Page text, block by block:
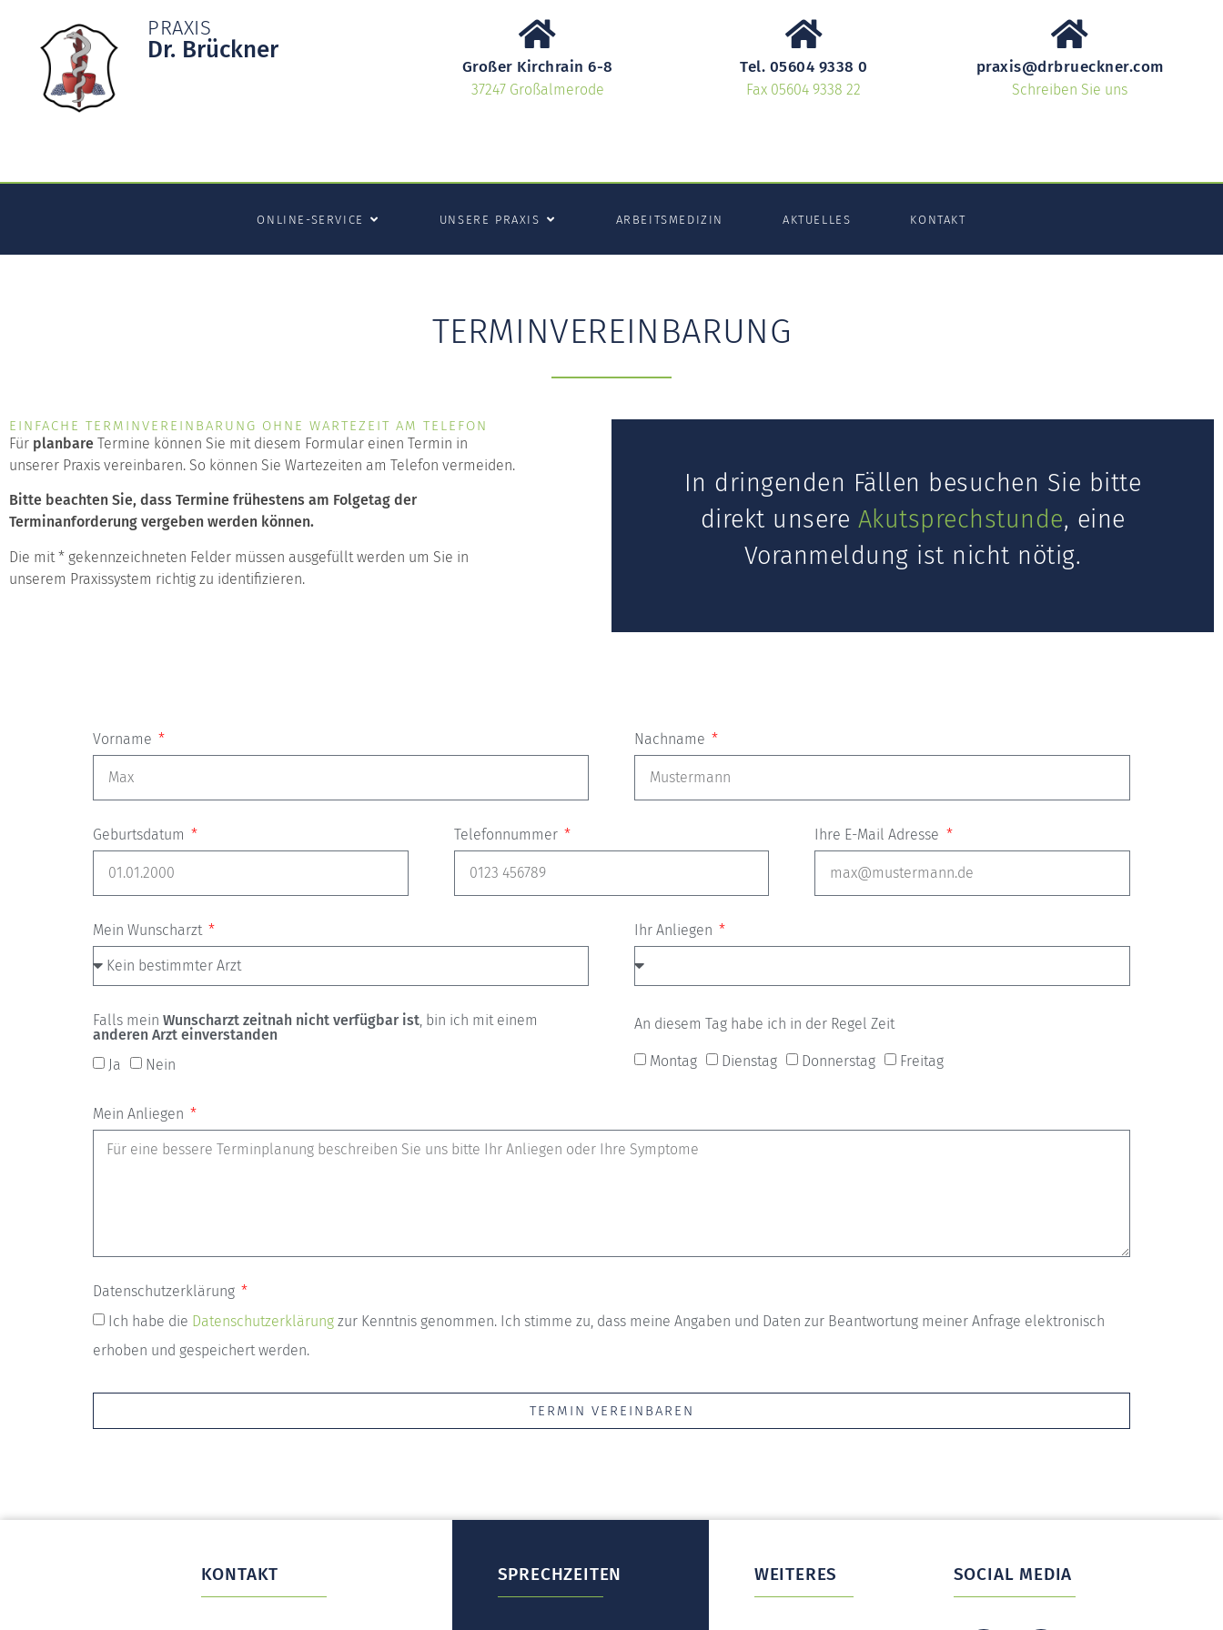
PRAXIS
Dr. Brückner
Großer Kirchrain 6-8
37247 Großalmerode
Tel. 05604 9338 0
Fax 05604 9338 22
praxis@drbrueckner.com
Schreiben Sie uns
ONLINE-SERVICE UNSERE PRAXIS ARBEITSMEDIZIN AKTUELLES KONTAKT
TERMINVEREINBARUNG
EINFACHE TERMINVEREINBARUNG OHNE WARTEZEIT AM TELEFON
Für planbare Termine können Sie mit diesem Formular einen Termin in
unserer Praxis vereinbaren. So können Sie Wartezeiten am Telefon vermeiden.
Bitte beachten Sie, dass Termine frühestens am Folgetag der
Terminanforderung vergeben werden können.
Die mit * gekennzeichneten Felder müssen ausgefüllt werden um Sie in
unserem Praxissystem richtig zu identifizieren.
In dringenden Fällen besuchen Sie bitte
direkt unsere Akutsprechstunde, eine
Voranmeldung ist nicht nötig.
Vorname Nachname
Geburtsdatum Telefonnummer Ihre E-Mail Adresse
Mein Wunscharzt Ihr Anliegen
Falls mein Wunscharzt zeitnah nicht verfügbar ist, bin ich mit einem
anderen Arzt einverstanden
Ja
Nein
An diesem Tag habe ich in der Regel Zeit
Montag Dienstag Donnerstag Freitag
Mein Anliegen
Datenschutzerklärung
Ich habe die Datenschutzerklärung zur Kenntnis genommen. Ich stimme zu, dass meine Angaben und Daten zur Beantwortung meiner Anfrage elektronisch
erhoben und gespeichert werden.
TERMIN VEREINBAREN
KONTAKT SPRECHZEITEN WEITERES SOCIAL MEDIA